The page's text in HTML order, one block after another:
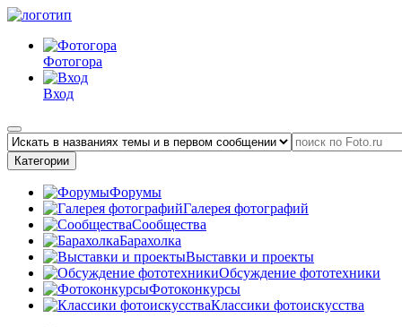
Фотогора
Вход
Категории
Форумы
Галерея фотографий
Сообщества
Барахолка
Выставки и проекты
Обсуждение фототехники
Фотоконкурсы
Классики фотоискусства